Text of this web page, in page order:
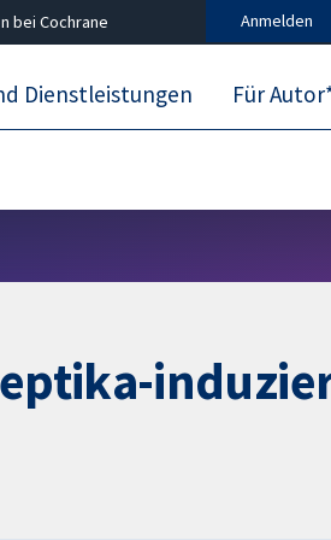
bei Cochrane Anmelden
Dienstleistungen Für